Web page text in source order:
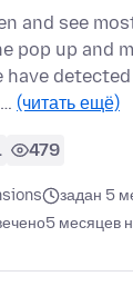
and see
pop up and
have
(читать ещё)
479
задан 5
5 месяцев